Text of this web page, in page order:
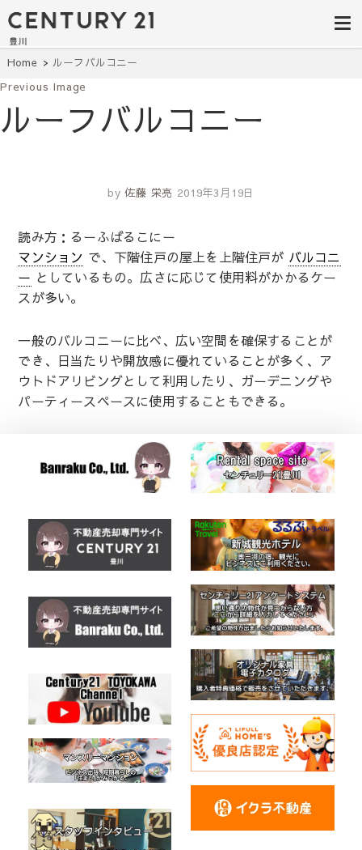
豊田市の中古
住宅・土地・
リノベ物件探
し｜センチュ
リー21豊川
建て・土地探しはセンチュリー21豊
川へ。豊田市内の最新物件情報を随
時更新中！駅近、建築条件無し、ペ
ット可、学区別など、お客様のこだ
単検索。
Home ルーフバルコニー
Previous Image
ルーフバルコニー
by 佐藤 栄亮 2019年3月19日
読み方：るーふばるこにー
マンション で、下階住戸の屋上を上階住戸が バルコニ
ー としているもの。広さに応じて使用料がかかるケー
スが多い。
一般のバルコニーに比べ、広い空間を確保することが
でき、日当たりや開放感に優れていることが多く、ア
ウトドアリビングとして利用したり、ガーデニングや
パーティースペースに使用することもできる。